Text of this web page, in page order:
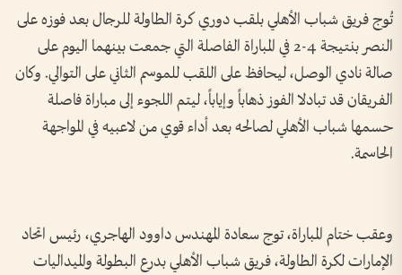
تُوج فريق شباب الأهلي بلقب دوري كرة الطاولة للرجال بعد فوزه على
النصر بنتيجة 4-2 في المباراة الفاصلة التي جمعت بينهما اليوم على
صالة نادي الوصل، ليحافظ على اللقب للموسم الثاني على التوالي. وكان
الفريقان قد تبادلا الفوز ذهاباً وإياباً، ليتم اللجوء إلى مباراة فاصلة
حسمها شباب الأهلي لصالحه بعد أداء قوي من لاعبيه في المواجهة
الحاسمة.
وعقب ختام المباراة، توج سعادة المهندس داوود الهاجري، رئيس اتحاد
الإمارات لكرة الطاولة، فريق شباب الأهلي بدرع البطولة والميداليات